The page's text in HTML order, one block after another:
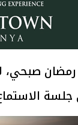
صبحي،